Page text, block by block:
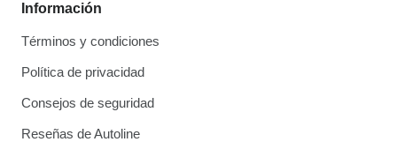
Información
Términos y condiciones
Política de privacidad
Consejos de seguridad
Reseñas de Autoline